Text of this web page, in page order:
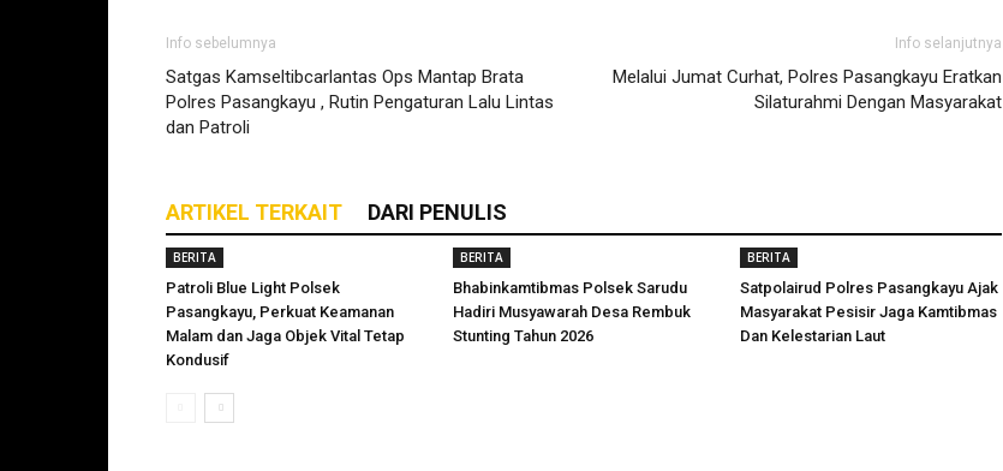
Info sebelumnya
Satgas Kamseltibcarlantas Ops Mantap Brata
Polres Pasangkayu , Rutin Pengaturan Lalu Lintas
dan Patroli
Info selanjutnya
Melalui Jumat Curhat, Polres Pasangkayu Eratkan
Silaturahmi Dengan Masyarakat
ARTIKEL TERKAIT DARI PENULIS
BERITA
Patroli Blue Light Polsek
Pasangkayu, Perkuat Keamanan
Malam dan Jaga Objek Vital Tetap
Kondusif
BERITA
Bhabinkamtibmas Polsek Sarudu
Hadiri Musyawarah Desa Rembuk
Stunting Tahun 2026
BERITA
Satpolairud Polres Pasangkayu Ajak
Masyarakat Pesisir Jaga Kamtibmas
Dan Kelestarian Laut